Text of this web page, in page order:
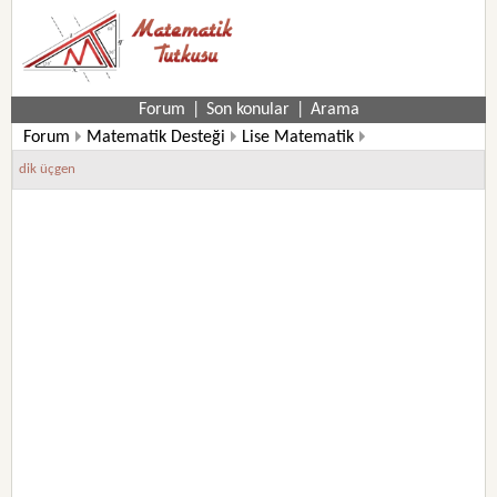
Forum Son konular
Arama
Forum
Matematik Desteği
Lise Matematik
12. Sınıf Matematik Soruları
dik üçgen